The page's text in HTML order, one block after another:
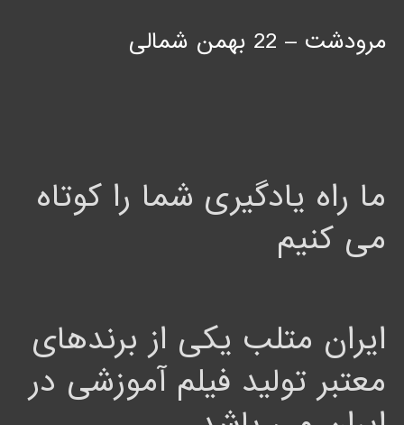
مرودشت – 22 بهمن شمالی
ما راه یادگیری شما را کوتاه
می کنیم
ایران متلب یکی از برندهای
معتبر تولید فیلم آموزشی در